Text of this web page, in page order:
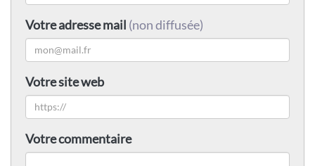
Votre adresse mail (non diffusée)
Votre site web
Votre commentaire